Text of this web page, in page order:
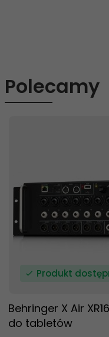
Polecamy
Produkt
Behringer X Air
do tabletów